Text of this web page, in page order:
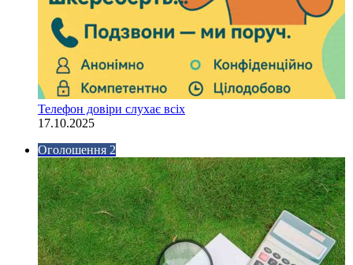
Телефон довіри слухає всіх
17.10.2025
Оголошення 2